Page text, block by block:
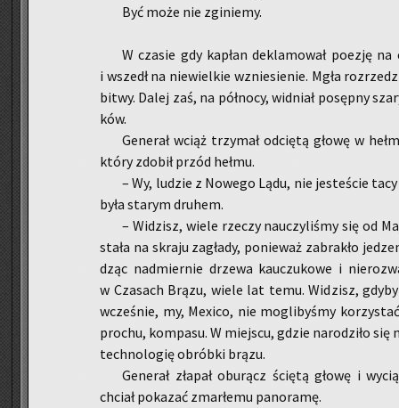
Być może nie zgi­nie­my.
W cza­sie gdy ka­płan de­kla­mo­wał po­ezję
i wszedł na nie­wiel­kie wznie­sie­nie. Mgła
bitwy. Dalej zaś, na pół­no­cy, wid­niał po­sęp­ny
ków.
Ge­ne­rał wciąż trzy­mał od­cię­tą głowę w
który zdo­bił przód hełmu.
– Wy, lu­dzie z No­we­go Lądu, nie je­ste­ście
była sta­rym dru­hem.
– Wi­dzisz, wiele rze­czy na­uczy­li­śmy się od
stała na skra­ju za­gła­dy, po­nie­waż za­bra­kło
dząc nad­mier­nie drze­wa kau­czu­ko­we i
w Cza­sach Brązu, wiele lat temu. Wi­dzisz,
wcze­śnie, my, Me­xi­co, nie mo­gli­by­śmy
pro­chu, kom­pa­su. W miej­scu, gdzie na­ro­dzi­ło
tech­no­lo­gię ob­rób­ki brązu.
Ge­ne­rał zła­pał obu­rącz ścię­tą głowę i
chciał po­ka­zać zmar­łe­mu pa­no­ra­mę.